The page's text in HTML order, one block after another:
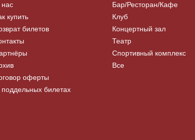
купить
билетов
оферты
билетах
Бар/Ресторан/Кафе
Клуб
Концертный зал
Театр
Спортивный комплекс
Все